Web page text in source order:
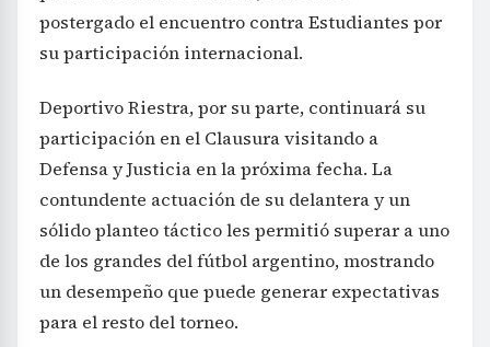
postergado el encuentro contra Estudiantes por
su participación internacional.
Deportivo Riestra, por su parte, continuará su
participación en el Clausura visitando a
Defensa y Justicia en la próxima fecha. La
contundente actuación de su delantera y un
sólido planteo táctico les permitió superar a uno
de los grandes del fútbol argentino, mostrando
un desempeño que puede generar expectativas
para el resto del torneo.